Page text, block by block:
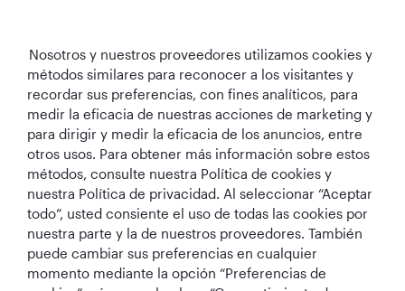
Qatar Airways
Mantengámonos en contacto
Mejor Aerolínea
de Oriente Medio
Mejor Aerolínea
del Mundo
Mejor Clase
Business del
mejor sala VIP
Business del
Nosotros y nuestros proveedores utilizamos cookies y
métodos similares para reconocer a los visitantes y
recordar sus preferencias, con fines analíticos, para
medir la eficacia de nuestras acciones de marketing y
para dirigir y medir la eficacia de los anuncios, entre
otros usos. Para obtener más información sobre estos
métodos, consulte nuestra Política de cookies y
nuestra Política de privacidad. Al seleccionar “Aceptar
todo”, usted consiente el uso de todas las cookies por
nuestra parte y la de nuestros proveedores. También
puede cambiar sus preferencias en cualquier
momento mediante la opción “Preferencias de